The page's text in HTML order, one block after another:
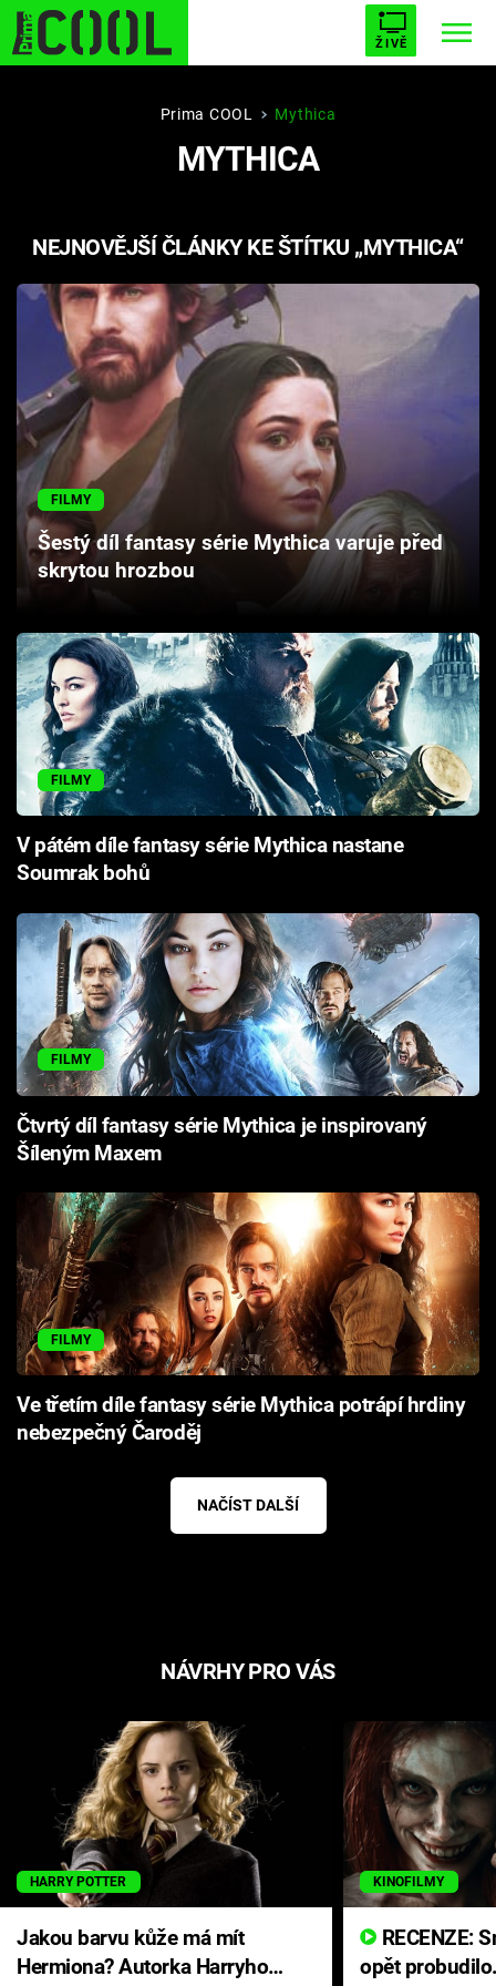
ŽIVĚ
STARHOUSE BUFFY, PŘEMOŽITELKA UPÍRŮ
PLNEJ KOTEL AVENGERS 5
Témata
Filmy
Seriály
Hry
Cool Esport
Pořady
TV Program
Sledujte prima+
Přihlášení
Sledujte nás
Prima COOL Mythica
MYTHICA
NEJNOVĚJŠÍ ČLÁNKY KE ŠTÍTKU „MYTHICA“
FILMY
Šestý díl fantasy série Mythica varuje před
skrytou hrozbou
FILMY
V pátém díle fantasy série Mythica nastane
Soumrak bohů
FILMY
Čtvrtý díl fantasy série Mythica je inspirovaný
Šíleným Maxem
FILMY
Ve třetím díle fantasy série Mythica potrápí hrdiny
nebezpečný Čaroděj
NAČÍST DALŠÍ
NÁVRHY PRO VÁS
HARRY POTTER
Jakou barvu kůže má mít
Hermiona? Autorka Harryho
KINOFILMY
opět